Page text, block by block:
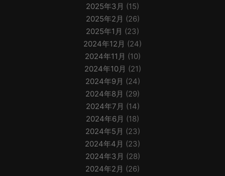
2025年3月 (15)
2025年2月 (26)
2025年1月 (23)
2024年12月 (24)
2024年11月 (10)
2024年10月 (21)
2024年9月 (24)
2024年8月 (29)
2024年7月 (14)
2024年6月 (18)
2024年5月 (23)
2024年4月 (23)
2024年3月 (28)
2024年2月 (26)